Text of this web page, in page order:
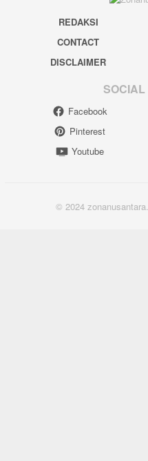
REDAKSI
CONTACT
DISCLAIMER
Facebook
Pinterest
Youtube
© 2024